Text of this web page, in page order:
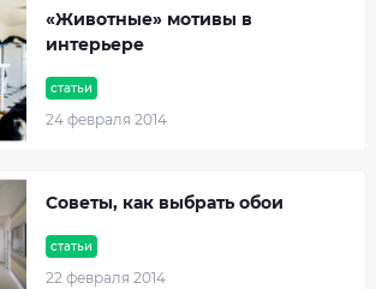
статьи
24 февраля 2014
«Животные» мотивы в
интерьере
статьи
22 февраля 2014
Советы, как выбрать обои